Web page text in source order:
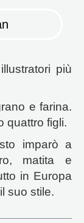
più
e farina.
quattro figli.
imparò a
matita e
in Europa
suo stile.